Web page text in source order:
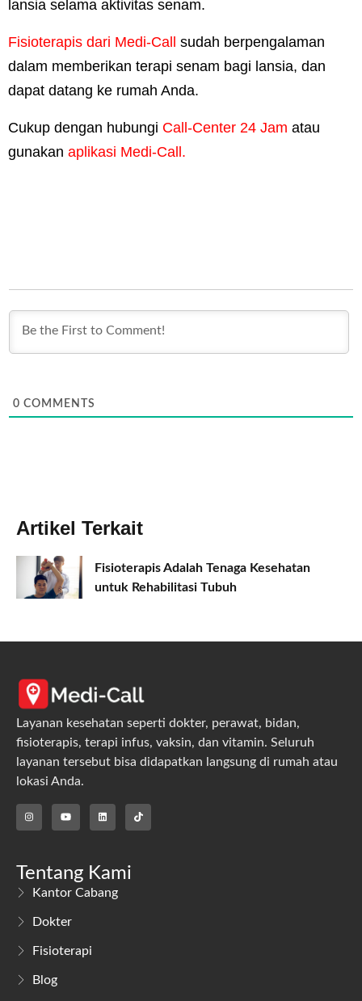
lansia selama aktivitas senam.
Fisioterapis dari Medi-Call
sudah berpengalaman
dalam memberikan terapi senam bagi lansia, dan
dapat datang ke rumah Anda.
Cukup dengan hubungi Call-Center 24 Jam atau
gunakan aplikasi Medi-Call.
0 COMMENTS
Artikel Terkait
Fisioterapis Adalah Tenaga Kesehatan
untuk Rehabilitasi Tubuh
Layanan kesehatan seperti dokter, perawat, bidan,
fisioterapis, terapi infus, vaksin, dan vitamin. Seluruh
layanan tersebut bisa didapatkan langsung di rumah atau
lokasi Anda.
Tentang Kami
Kantor Cabang
Dokter
Fisioterapi
Blog